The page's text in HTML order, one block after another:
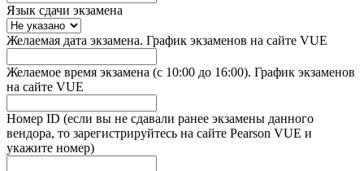
Язык сдачи экзамена
Желаемая дата экзамена. График экзаменов на сайте VUE
Желаемое время экзамена (с 10:00 до 16:00). График экзаменов
на сайте VUE
Номер ID (если вы не сдавали ранее экзамены данного
вендора, то зарегистрируйтесь на сайте Pearson VUE и
укажите номер)